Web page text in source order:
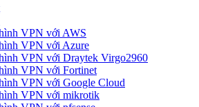
VPN với AWS
VPN với Azure
VPN với Draytek Virgo2960
VPN với Fortinet
VPN với Google Cloud
VPN với mikrotik